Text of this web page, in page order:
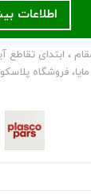
اطلاعات
، ابتدای تقاطع
فروشگاه پلاسکو